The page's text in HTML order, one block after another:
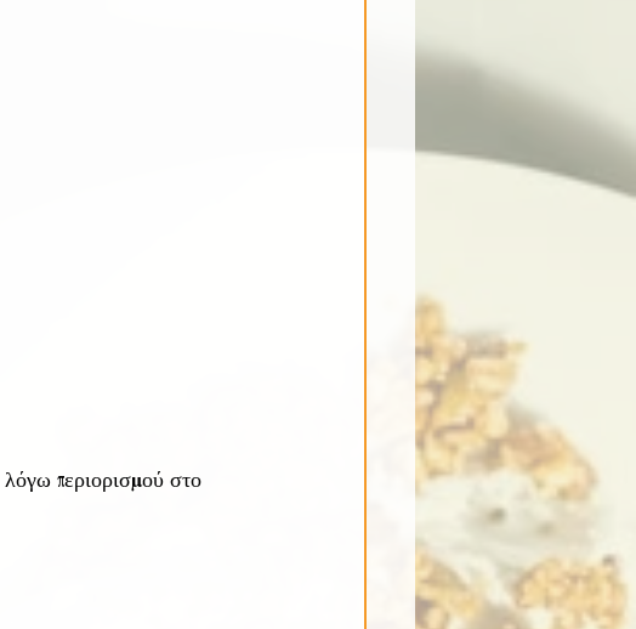
λόγω περιορισμού στο